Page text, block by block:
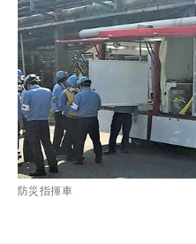
防災指揮車